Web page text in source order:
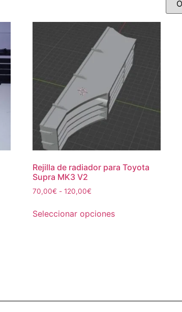
Rejilla de radiador para Toyota
Supra MK3 V2
70,00€ - 120,00€
Seleccionar opciones